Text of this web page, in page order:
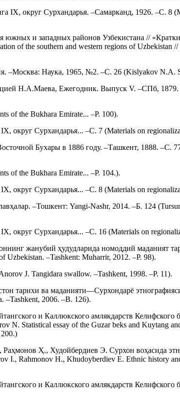
округ Сурхандарья. –Самарканд, 1926. –С. 8
южных и западных районов Узбекистана //
of the southern and western regions of
–Москва: Наука, 1965, №2. –С. 26 (Kislyakov N.A.
Н.А.Маева, Ежегодник. Выпуск V. –СПб,
of the Bukhara Emirate... –P. 100).
Сурхандарья... –С. 7 (Materials on
Бухары в 1886 году. –Ташкент, 1888. –С.
of the Bukhara Emirate... –P. 104.).
Сурхандарья... –С. 8 (Materials on
–Тошкент: Yangi-Nashr, 2014. –Б. 124
Сурхандарья... –С. 16 (Materials on
жанубий ҳудудларида номоддий маданият
Uzbekistan. –Tashkent: Muharrir, 2012. –P. 98).
J. Tangidara swallow. –Tashkent, 1998. –P. 11).
тарихи ва маданияти—Сурхондарё
–Tashkent, 2006. –B. 126).
и Каллюкского амлякдарств
Statistical essay of the Guzar beks and Kuytang
Ҳ., Худойбердиев Э. Сурхон воҳасида
I., Rahmonov H., Khudoyberdiev E. Ethnic history
и Каллюкского амлякдарств